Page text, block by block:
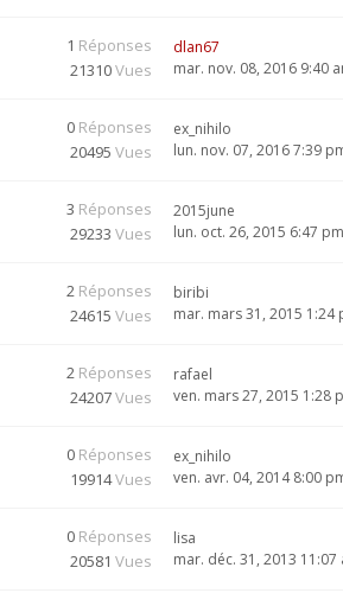
1 Réponses
21310Vues
dlan67
mar. nov. 08, 2016 9:40
0 Réponses
20495 Vues
ex_nihilo
lun. nov. 07, 2016 7:39
3 Réponses
29233 Vues
2015june
lun. oct. 26, 2015 6:47 pm
2 Réponses
24615 Vues
biribi
mar. mars 31, 2015 1:24
2 Réponses
24207Vues
rafael
ven. mars 27, 2015 1:28
0 Réponses
19914Vues
ex_nihilo
ven. avr. 04, 2014 8:00
0 Réponses
20581 Vues
lisa
mar. déc. 31, 2013 11:07